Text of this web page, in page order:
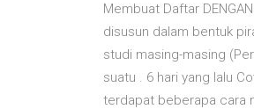
Membuat Daftar
disusun dalam bentuk
studi masing-masing
suatu . 6 hari yang lalu
terdapat beberapa cara